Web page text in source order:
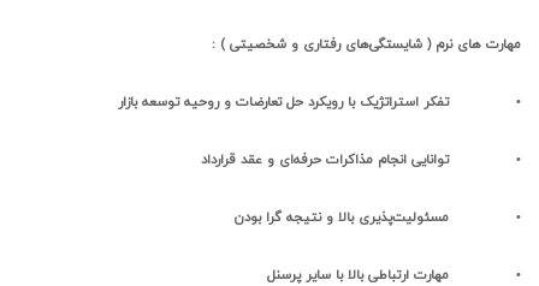
مهارت های نرم ( شایستگی‌های رفتاری و شخصیتی ) :
• تفکر استراتژیک با رویکرد حل تعارضات و روحیه توسعه بازار
• توانایی انجام مذاکرات حرفه‌ای و عقد قرارداد
• مسئولیت‌پذیری بالا و نتیجه گرا بودن
• مهارت ارتباطی بالا با سایر پرسنل